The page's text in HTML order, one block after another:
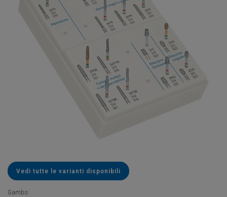
Vedi tutte le varianti disponibili
Gambo: